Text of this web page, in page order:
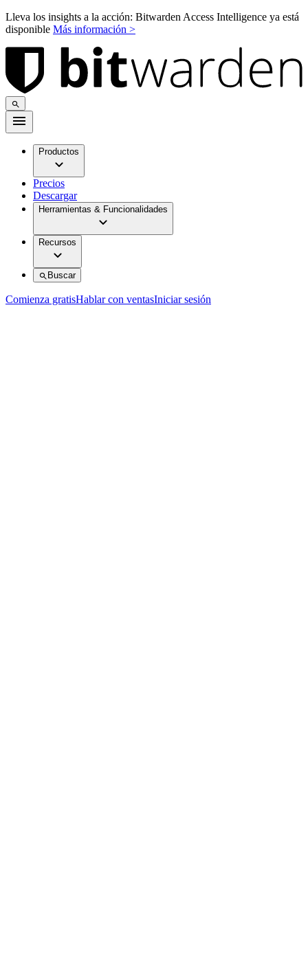
Lleva los insights a la acción: Bitwarden Access Intelligence ya está
disponible Más información >
Productos
Precios
Descargar
Herramientas & Funcionalidades
Recursos
Buscar
Comienza gratisHablar con ventasIniciar sesión